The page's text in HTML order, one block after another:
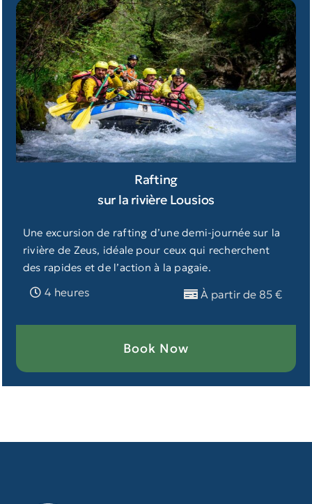
Rafting
sur la rivière Lousios
Une excursion de rafting d’une demi-journée sur la
rivière de Zeus, idéale pour ceux qui recherchent
des rapides et de l’action à la pagaie.
4 heures À partir de 85 €
Book Now